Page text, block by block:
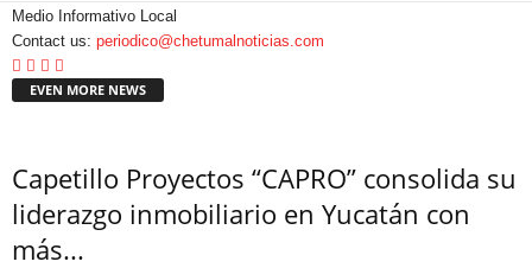
Medio Informativo Local
Contact us: periodico@chetumalnoticias.com
EVEN MORE NEWS
Capetillo Proyectos “CAPRO” consolida su
liderazgo inmobiliario en Yucatán con
más...